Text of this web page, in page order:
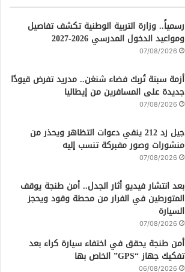
رسمياً.. وزارة التربية الوطنية تكشف تفاصيل
ومواعيد الدخول المدرسي 2026-2027
07/08/2026
أزمة سبتة تُربك فضاء شنغن.. مدريد تفرض قيودًا
جديدة على المسافرين من إيطاليا
07/08/2026
جيل زد 212 ينفي دعوات التظاهر ويحذر من
منشورات وصور مفبركة تنسب إليه
07/08/2026
بعد انتشار فيديو أثار الجدل.. أمن طنجة يوقف
المتورطين في الفرار من محطة وقود ويحجز
السيارة
07/08/2026
أمن طنجة يحقق في اختفاء سيارة كراء بعد
تفكيك جهاز “GPS” الخاص بها
06/08/2026